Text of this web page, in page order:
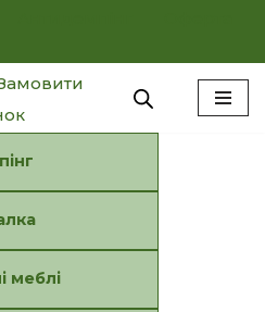
меблі